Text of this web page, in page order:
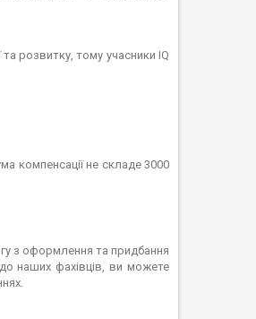
розвитку, тому учасники IQ
компенсації не складе 3000
з оформлення та придбання
наших фахівців, ви можете